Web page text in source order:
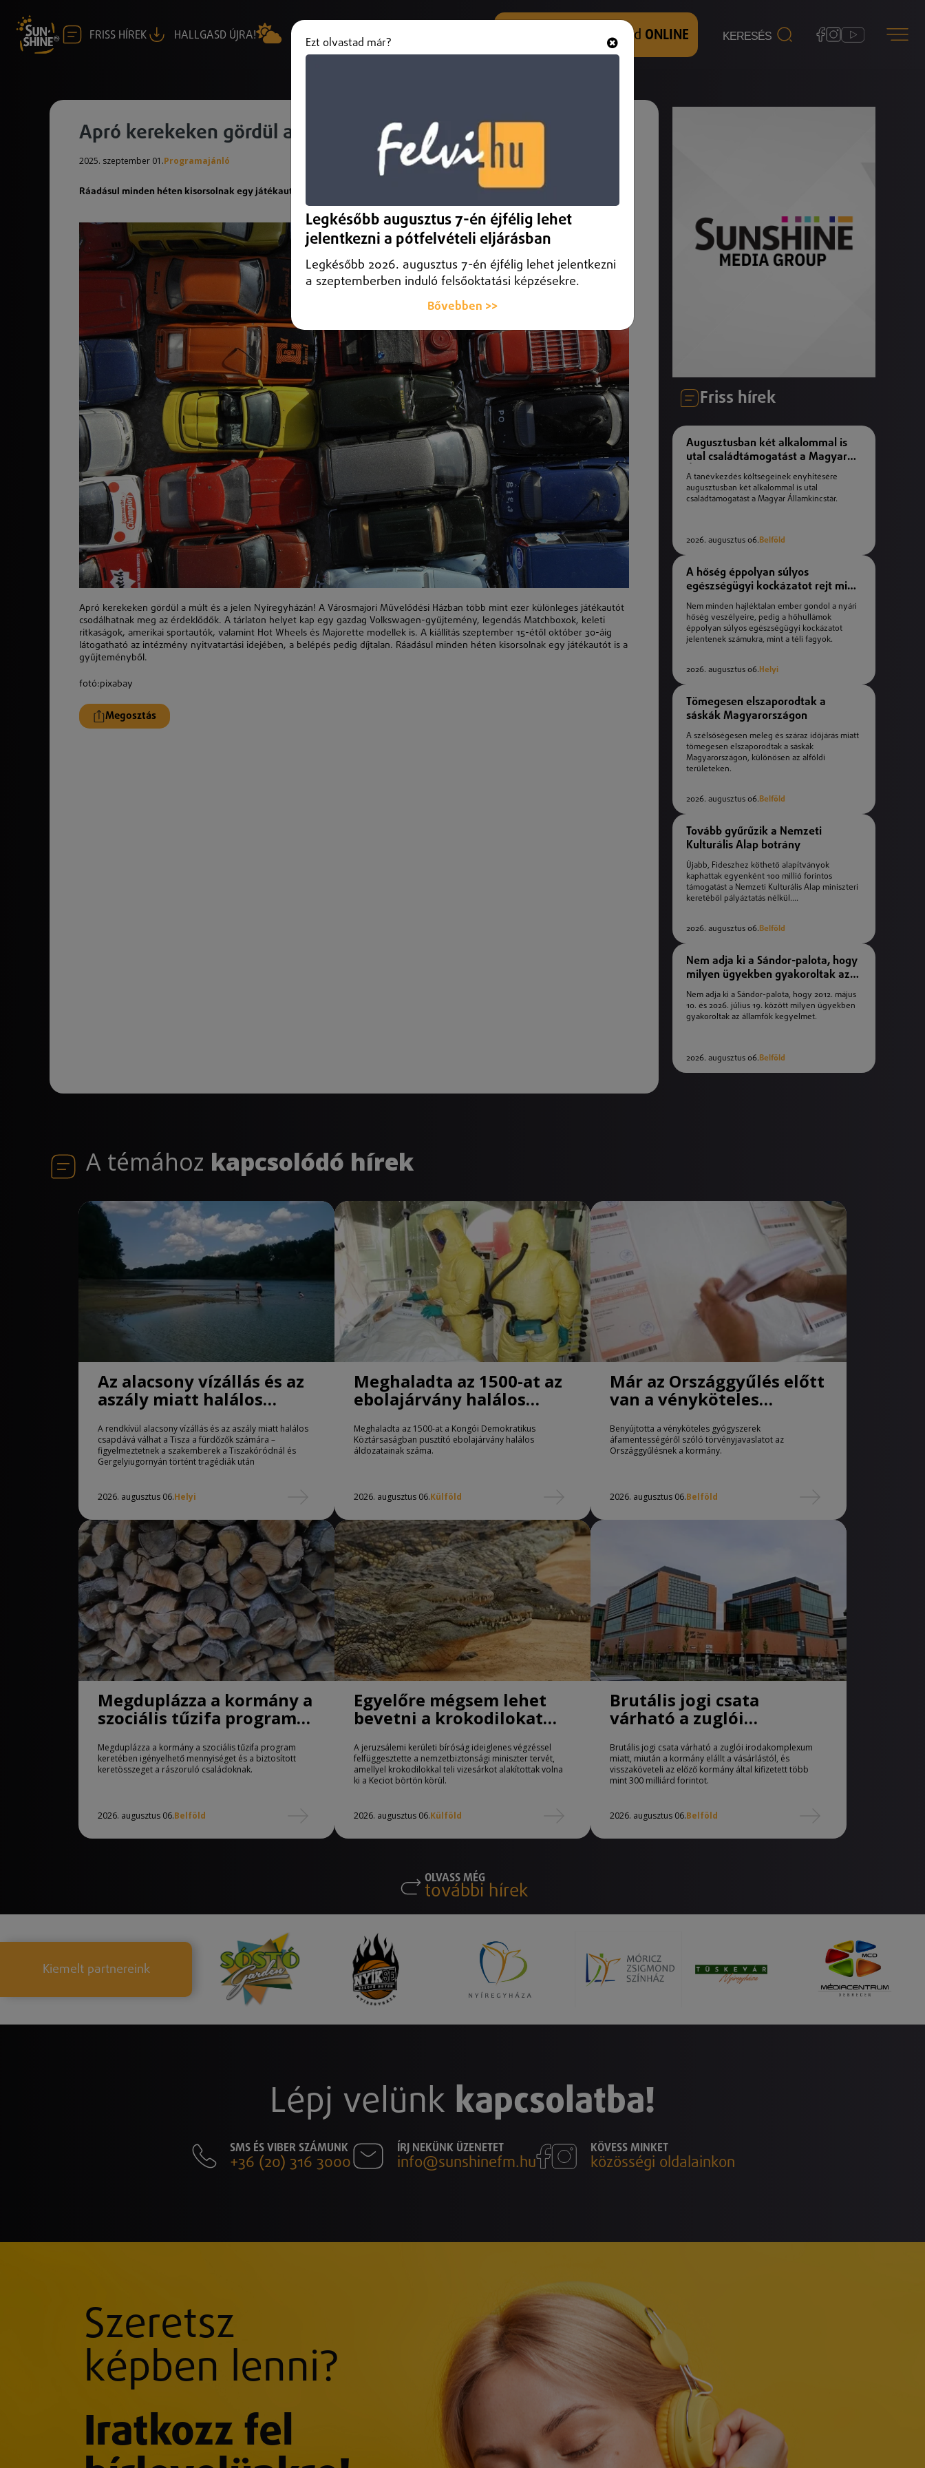
FRISS HÍREK HALLGASD ÚJRA! +36 (20) 316 3000 Hallgasd és nézd ONLINE
Apró kerekeken gördül a múlt és a jelen Nyíregyházán
2025. szeptember 01.Programajánló
Ráadásul minden héten kisorsolnak egy játékautót is a gyűjteményből.
Apró kerekeken gördül a múlt és a jelen Nyíregyházán! A Városmajori Művelődési Házban több mint ezer különleges játékautót
csodálhatnak meg az érdeklődők. A tárlaton helyet kap egy gazdag Volkswagen-gyűjtemény, legendás Matchboxok, keleti
ritkaságok, amerikai sportautók, valamint Hot Wheels és Majorette modellek is. A kiállítás szeptember 15-étől október 30-áig
látogatható az intézmény nyitvatartási idejében, a belépés pedig díjtalan. Ráadásul minden héten kisorsolnak egy játékautót is a
gyűjteményből.
fotó:pixabay
Megosztás
Friss hírek
Augusztusban két alkalommal is
utal családtámogatást a Magyar
Államkincstár
A tanévkezdés költségeinek enyhítésére
augusztusban két alkalommal is utal
családtámogatást a Magyar Államkincstár.
2026. augusztus 06.Belföld
A hőség éppolyan súlyos
egészségügyi kockázatot rejt mint
a téli fagyok
Nem minden hajléktalan ember gondol a nyári
hőség veszélyeire, pedig a hőhullámok
éppolyan súlyos egészségügyi kockázatot
jelentenek számukra, mint a téli fagyok.
2026. augusztus 06. Helyi
Tömegesen elszaporodtak a
sáskák Magyarországon
A szélsőségesen meleg és száraz időjárás miatt
tömegesen elszaporodtak a sáskák
Magyarországon, különösen az alföldi
területeken.
2026. augusztus 06.Belföld
Tovább gyűrűzik a Nemzeti
Kulturális Alap botrány
Újabb, Fideszhez köthető alapítványok
kaphattak egyenként 100 millió forintos
támogatást a Nemzeti Kulturális Alap miniszteri
keretéből pályáztatás nélkül....
2026. augusztus 06.Belföld
Nem adja ki a Sándor-palota, hogy
milyen ügyekben gyakoroltak az
államfők kegyelmet
Nem adja ki a Sándor-palota, hogy 2012. május
10. és 2026. július 19. között milyen ügyekben
gyakoroltak az államfők kegyelmet.
2026. augusztus 06.Belföld
A témához kapcsolódó hírek
Az alacsony vízállás és az
aszály miatt halálos
csapdává válhat a Tisza
A rendkívül alacsony vízállás és az aszály miatt halálos
csapdává válhat a Tisza a fürdőzők számára –
figyelmeztetnek a szakemberek a Tiszakóródnál és
Gergelyiugornyán történt tragédiák után
2026. augusztus 06.Helyi
Meghaladta az 1500-at az
ebolajárvány halálos
áldozatainak száma
Meghaladta az 1500-at a Kongói Demokratikus
Köztársaságban pusztító ebolajárvány halálos
áldozatainak száma.
2026. augusztus 06.Külföld
Már az Országgyűlés előtt
van a vényköteles
gyógyszerek
áfamentességéről szóló
törvényjavaslat
Benyújtotta a vényköteles gyógyszerek
áfamentességéről szóló törvényjavaslatot az
Országgyűlésnek a kormány.
2026. augusztus 06.Belföld
Megduplázza a kormány a
szociális tűzifa program
keretében igényelhető
mennyiséget
Megduplázza a kormány a szociális tűzifa program
keretében igényelhető mennyiséget és a biztosított
keretösszeget a rászoruló családoknak.
2026. augusztus 06.Belföld
Egyelőre mégsem lehet
bevetni a krokodilokat
A jeruzsálemi kerületi bíróság ideiglenes végzéssel
felfüggesztette a nemzetbiztonsági miniszter tervét,
amellyel krokodilokkal teli vizesárkot alakítottak volna
ki a Keciot börtön körül.
2026. augusztus 06.Külföld
Brutális jogi csata
várható a zuglói
irodakomplexum miatt
Brutális jogi csata várható a zuglói irodakomplexum
miatt, miután a kormány elállt a vásárlástól, és
visszaköveteli az előző kormány által kifizetett több
mint 300 milliárd forintot.
2026. augusztus 06.Belföld
OLVASS MÉG
további hírek
Kiemelt partnereink
Lépj velünk kapcsolatba!
SMS ÉS VIBER SZÁMUNK
+36 (20) 316 3000
ÍRJ NEKÜNK ÜZENETET
info@sunshinefm.hu
KÖVESS MINKET
közösségi oldalainkon
Szeretsz
képben lenni?
Iratkozz fel
Ezt olvastad már?
Legkésőbb augusztus 7-én éjfélig lehet
jelentkezni a pótfelvételi eljárásban
Legkésőbb 2026. augusztus 7-én éjfélig lehet jelentkezni
a szeptemberben induló felsőoktatási képzésekre.
Bővebben >>